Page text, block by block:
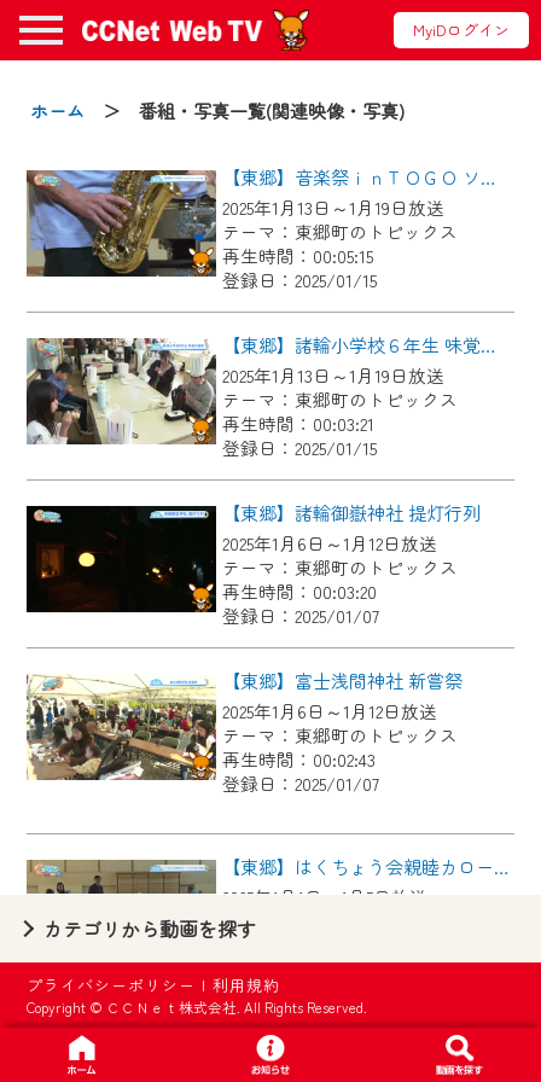
MyiDログイン
ホーム ＞ 番組・写真一覧(関連映像・写真)
【東郷】音楽祭ｉｎＴＯＧＯ ソロ・アンサンブルの部
2025年1月13日～1月19日放送
テーマ：東郷町のトピックス
再生時間：00:05:15
登録日：2025/01/15
【東郷】諸輪小学校６年生 味覚の授業
2025年1月13日～1月19日放送
テーマ：東郷町のトピックス
再生時間：00:03:21
登録日：2025/01/15
【東郷】諸輪御嶽神社 提灯行列
2025年1月6日～1月12日放送
テーマ：東郷町のトピックス
再生時間：00:03:20
登録日：2025/01/07
【東郷】富士浅間神社 新嘗祭
2025年1月6日～1月12日放送
テーマ：東郷町のトピックス
再生時間：00:02:43
登録日：2025/01/07
【東郷】はくちょう会親睦カローリング大会ｉｎ高嶺
2025年1月1日～1月5日放送
テーマ：東郷町のトピックス
再生時間：00:03:42
登録日：2025/01/06
【東郷】町内の中学生がダブルダッチの国際大会に出場！
2024年12月23日～12月29日放送
カテゴリから動画を探す
プライバシーポリシー |利用規約
Copyright © ＣＣＮｅｔ株式会社. All Rights Reserved.
お知らせ
2024/09/02
動画配信サービス『CCNet Web TV』は2024
年9月24日からリニューアルします！
【変更点】
◆デザイン変更により、お住まいの地域
の動画コンテンツが一目瞭然。
◆当社アプリやＰＣブラウザから、いつ
でも・どこでも・外出先でも！
CCNetサービスエリア20市町の地域情報
番組をご視聴いただけます！
【ご注意】
2024年9月24日からはご加入者様へのサー
ビス向上のため、
『CCNet Web TV』を利用いただくには、
一部コンテンツを除き、
CCNetサービスへの加入と『CCNetマイ
ページ※』へのログインが必要となりま
す。
いたします。
要となります。
※MyIDとは、CCNet Web TVを含むCCNetの
各種サービスをご利用頂くためのIDです。
IDはお客様が使っているメールアドレス
で設定できます。